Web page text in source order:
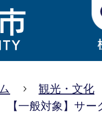
観光・文化
【一般対象】サ